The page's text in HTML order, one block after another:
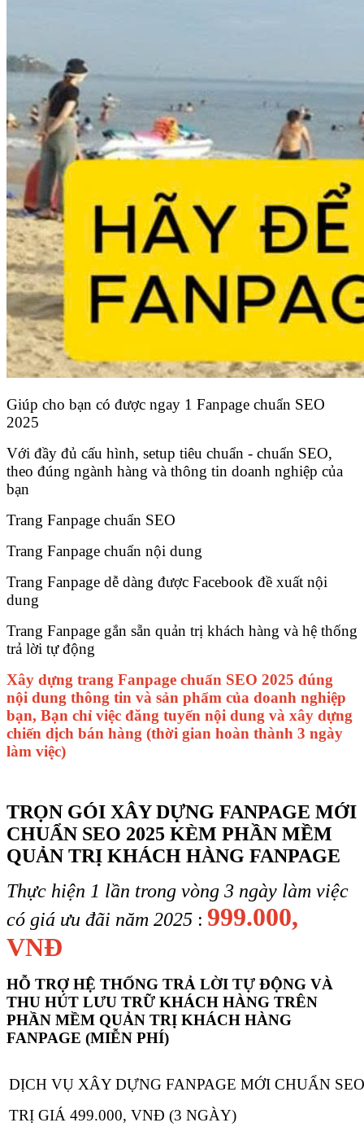
Giúp cho bạn có được ngay 1 Fanpage chuẩn SEO
2025
Với đầy đủ cấu hình, setup tiêu chuẩn - chuẩn SEO,
theo đúng ngành hàng và thông tin doanh nghiệp của
bạn
Trang Fanpage chuẩn SEO
Trang Fanpage chuẩn nội dung
Trang Fanpage dễ dàng được Facebook đề xuất nội
dung
Trang Fanpage gắn sẵn quản trị khách hàng và hệ thống
trả lời tự động
Xây dựng trang Fanpage chuẩn SEO 2025 đúng
nội dung thông tin và sản phẩm của doanh nghiệp
bạn, Bạn chỉ việc đăng tuyến nội dung và xây dựng
chiến dịch bán hàng (thời gian hoàn thành 3 ngày
làm việc)
TRỌN GÓI XÂY DỰNG FANPAGE MỚI
CHUẨN SEO 2025 KÈM PHẦN MỀM
QUẢN TRỊ KHÁCH HÀNG FANPAGE
Thực hiện 1 lần trong vòng 3 ngày làm việc
có giá ưu đãi năm 2025 : 999.000,
VNĐ
HỖ TRỢ HỆ THỐNG TRẢ LỜI TỰ ĐỘNG VÀ
THU HÚT LƯU TRỮ KHÁCH HÀNG TRÊN
PHẦN MỀM QUẢN TRỊ KHÁCH HÀNG
FANPAGE (MIỄN PHÍ)
DỊCH VỤ XÂY DỰNG FANPAGE MỚI CHUẨN SEO
TRỊ GIÁ 499.000, VNĐ (3 NGÀY)